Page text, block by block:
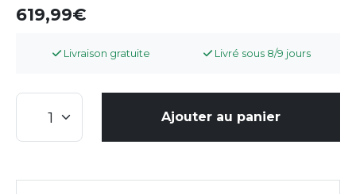
619,99
Livraison gratuite Livré sous 8/9 jours
Ajouter au panier